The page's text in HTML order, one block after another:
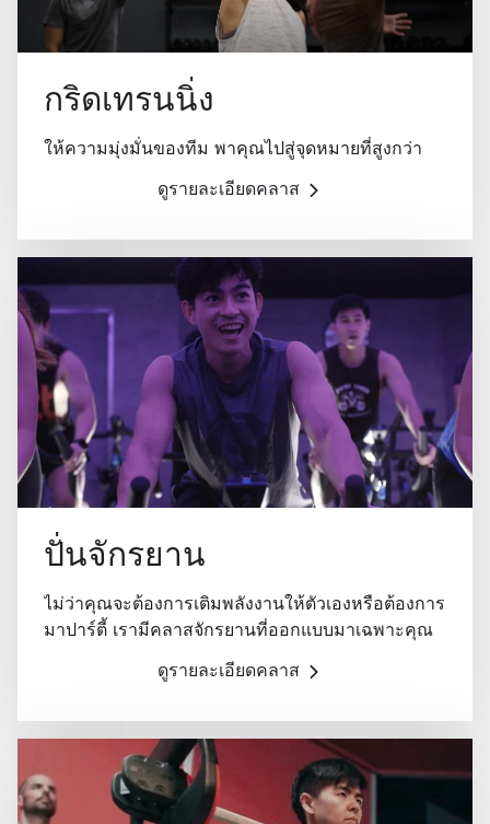
กริดเทรนนิ่ง
ให้ความมุ่งมั่นของทีม พาคุณไปสู่จุดหมายที่สูงกว่า
ดูรายละเอียดคลาส
ปั่นจักรยาน
ไม่ว่าคุณจะต้องการเติมพลังงานให้ตัวเองหรือต้องการ
มาปาร์ตี้ เรามีคลาสจักรยานที่ออกแบบมาเฉพาะคุณ
ดูรายละเอียดคลาส